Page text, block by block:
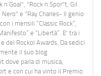
n Goal", "Rock n Spor"t, Gil
e "Ray Charles- Il genio
i mensili “Classic Rock”,
e “Libertà”. E' tra i
del Rockol Awards. Da sedici
il suo blog
dove parla di musica,
e con cui ha vinto il Premio